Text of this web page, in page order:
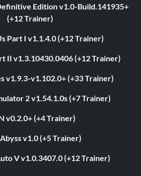
Edition v1.0-Build.141935+
(+12 Trainer)
Part I v1.1.4.0 (+12 Trainer)
II v1.3.10430.0406 (+12 Trainer)
v1.9.3-v1.102.0+ (+33 Trainer)
2 v1.54.1.0s (+7 Trainer)
v0.2.0+ (+4 Trainer)
v1.0 (+5 Trainer)
V v1.0.3407.0 (+12 Trainer)